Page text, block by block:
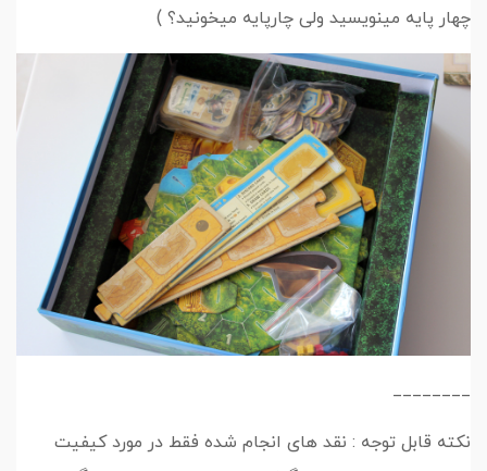
چهار پایه مینویسید ولی چارپایه میخونید؟ )
________
نکته قابل توجه : نقد های انجام شده فقط در مورد کیفیت